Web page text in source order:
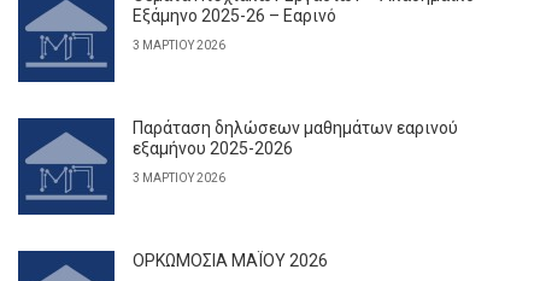
Εξάμηνο 2025-26 – Εαρινό
3 ΜΑΡΤΊΟΥ 2026
Παράταση δηλώσεων μαθημάτων εαρινού
εξαμήνου 2025-2026
3 ΜΑΡΤΊΟΥ 2026
ΟΡΚΩΜΟΣΙΑ ΜΑΪΟΥ 2026